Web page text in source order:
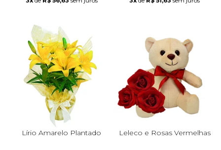
Lírio Amarelo Plantado Leleco e Rosas Vermelhas